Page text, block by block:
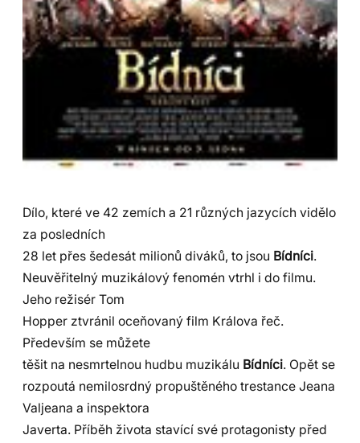
Dílo, které ve 42 zemích a 21 různých jazycích vidělo
za posledních
28 let přes šedesát milionů diváků, to jsou Bídníci.
Neuvěřitelný muzikálový fenomén vtrhl i do filmu.
Jeho režisér Tom
Hopper ztvránil oceňovaný film Králova řeč.
Především se můžete
těšit na nesmrtelnou hudbu muzikálu Bídníci. Opět se
rozpoutá nemilosrdný propuštěného trestance Jeana
Valjeana a inspektora
Javerta. Příběh života stavící své protagonisty před